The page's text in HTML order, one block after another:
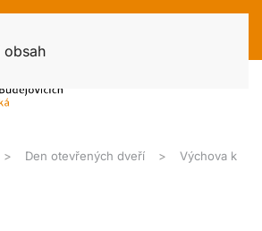
obsah
Den otevřených dveří Výchova k